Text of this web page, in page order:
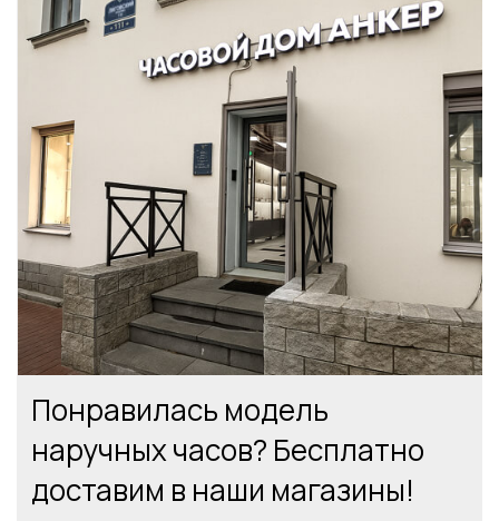
Понравилась модель
наручных часов? Бесплатно
доставим в наши магазины!